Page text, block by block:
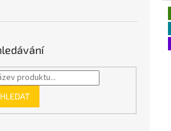
HLEDAT